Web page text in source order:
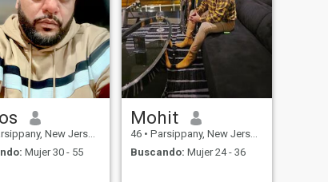
New Jersey, Estados Unidos
Mujer 30 - 55
Mohit
46 • Parsippany, New Jersey, Estados Unidos
Buscando: Mujer 24 - 36